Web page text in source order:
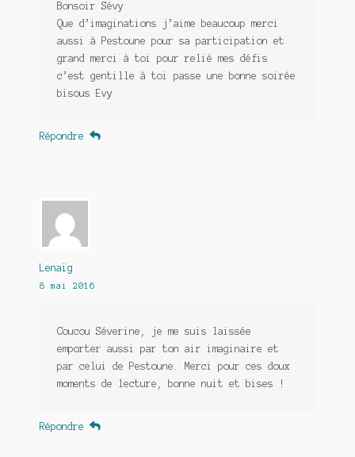
Bonsoir Sévy
Que d’imaginations j’aime beaucoup merci
aussi à Pestoune pour sa participation et
grand merci à toi pour relié mes défis
c’est gentille à toi passe une bonne soirée
bisous Evy
Répondre
Lenaïg
8 mai 2016
Coucou Séverine, je me suis laissée
emporter aussi par ton air imaginaire et
par celui de Pestoune. Merci pour ces doux
moments de lecture, bonne nuit et bises !
Répondre